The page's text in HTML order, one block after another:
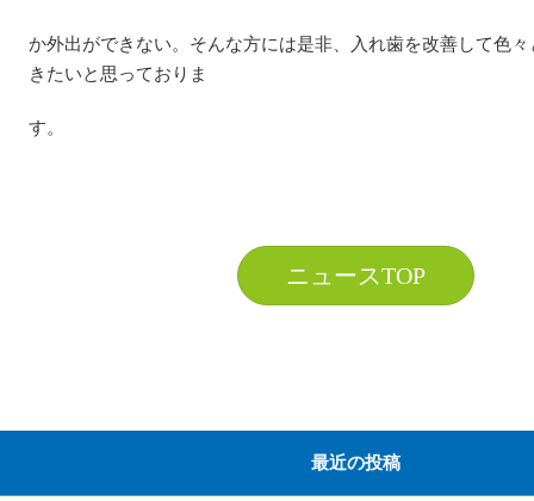
か外出ができない。そんな方には是非、入れ歯を改善して色
きたいと思っておりま
す。
ニュースTOP
最近の投稿